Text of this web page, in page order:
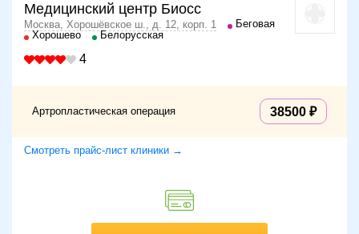
Медицинский центр Биосс
Москва, Хорошёвское ш., д. 12, корп. 1
Беговая
Хорошево
Белорусская
4
Артропластическая операция 38500
Смотреть прайс-лист клиники →